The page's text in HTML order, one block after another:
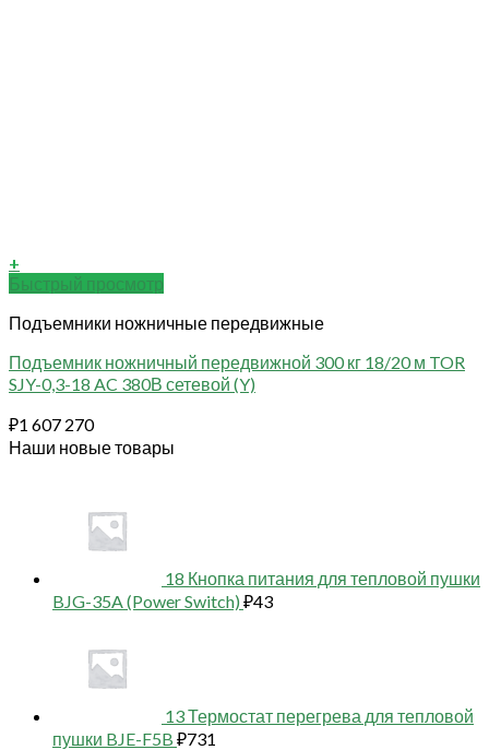
+
Быстрый просмотр
Подъемники ножничные передвижные
Подъемник ножничный передвижной 300 кг 18/20 м TOR
SJY-0,3-18 AC 380В сетевой (Y)
₽1 607 270
Наши новые товары
18 Кнопка питания для тепловой пушки
BJG-35A (Power Switch) ₽43
13 Термостат перегрева для тепловой
пушки BJE-F5B ₽731